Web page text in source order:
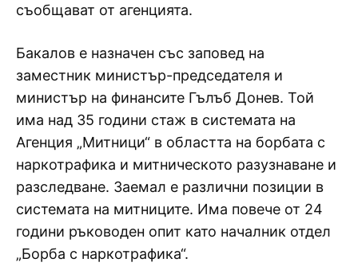
съобщават от агенцията.
Бакалов е назначен със заповед на
заместник министър-председателя и
министър на финансите Гълъб Донев. Той
има над 35 години стаж в системата на
Агенция „Митници“ в областта на борбата с
наркотрафика и митническото разузнаване и
разследване. Заемал е различни позиции в
системата на митниците. Има повече от 24
години ръководен опит като началник отдел
„Борба с наркотрафика“.